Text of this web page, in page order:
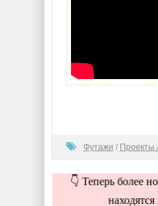
Футажи / Проекты
👇 Теперь более
находятся